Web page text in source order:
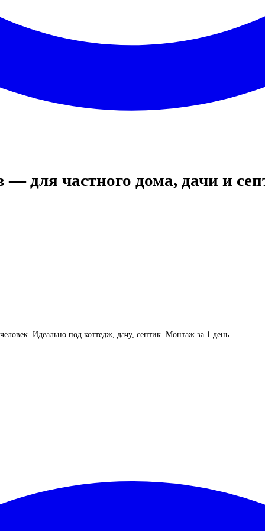
для частного дома, дачи и
Идеально под коттедж, дачу, септик. Монтаж за 1 день.